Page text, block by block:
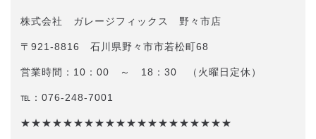
株式会社 ガレージフィックス 野々市店
〒921-8816 石川県野々市市若松町68
営業時間：10：00 ～ 18：30 （火曜日定休）
℡：076-248-7001
★★★★★★★★★★★★★★★★★★★★